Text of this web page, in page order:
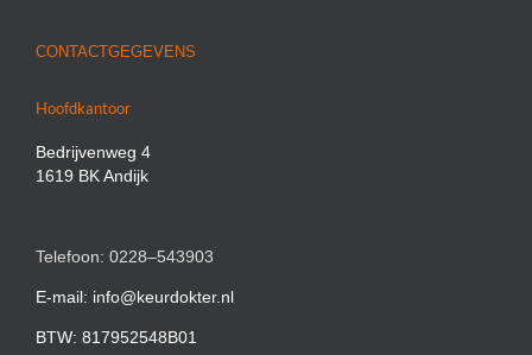
CONTACTGEGEVENS
Hoofdkantoor
Bedrijvenweg 4
1619 BK Andijk
Telefoon: 0228–543903
E-mail: info@keurdokter.nl
BTW: 817952548B01